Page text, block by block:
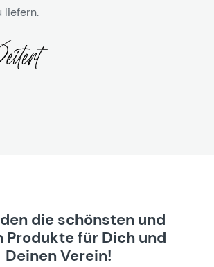
liefern.
die schönsten und
Produkte für Dich und
Deinen Verein!